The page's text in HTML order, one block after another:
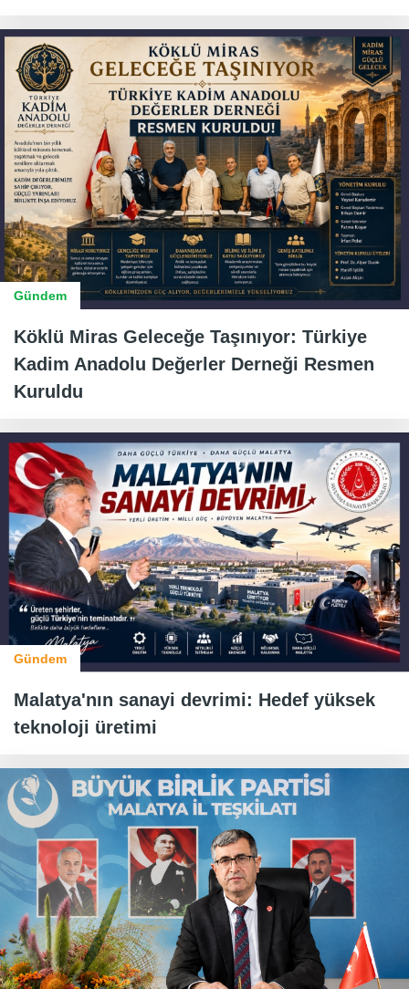
Gündem
Köklü Miras Geleceğe Taşınıyor: Türkiye
Kadim Anadolu Değerler Derneği Resmen
Kuruldu
Gündem
Malatya'nın sanayi devrimi: Hedef yüksek
teknoloji üretimi